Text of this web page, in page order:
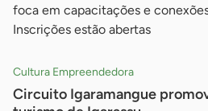
foca em capacitações e
Inscrições estão abertas
Cultura Empreendedora
Circuito Igaramangue